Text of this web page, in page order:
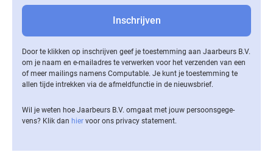
Door te klikken op inschrijven geef je toestemming aan Jaarbeurs B.V.
om je naam en e-mailadres te verwerken voor het verzenden van een
of meer mailings namens Computable. Je kunt je toestemming te
allen tijde intrekken via de af­meld­func­tie in de nieuwsbrief.
Wil je weten hoe Jaarbeurs B.V. omgaat met jouw per­soons­ge­ge­
vens? Klik dan hier voor ons privacy statement.